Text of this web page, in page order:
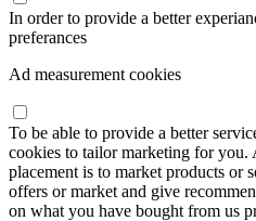
In order to provide a better
preferances
Ad measurement cookies
To be able to provide a better
cookies to tailor marketing for you.
placement is to market products or
offers or market and give
on what you have bought from us